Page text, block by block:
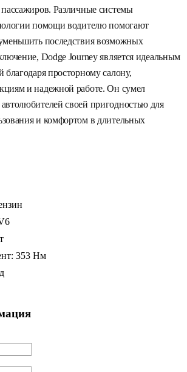
Различные системы
помощи водителю помогают
последствия возможных
Dodge Journey является идеальным
благодаря просторному салону,
и надежной работе. Он сумел
своей пригодностью для
и комфортом в длительных
: 353 Нм